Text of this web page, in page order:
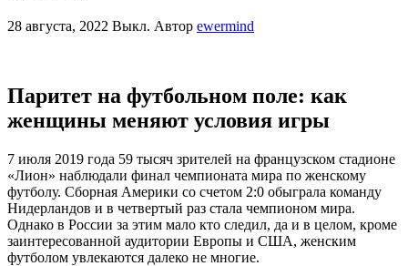
28 августа, 2022 Выкл. Автор ewermind
Паритет на футбольном поле: как
женщины меняют условия игры
7 июля 2019 года 59 тысяч зрителей на французском стадионе
«Лион» наблюдали финал чемпионата мира по женскому
футболу. Сборная Америки со счетом 2:0 обыграла команду
Нидерландов и в четвертый раз стала чемпионом мира.
Однако в России за этим мало кто следил, да и в целом, кроме
заинтересованной аудитории Европы и США, женским
футболом увлекаются далеко не многие.